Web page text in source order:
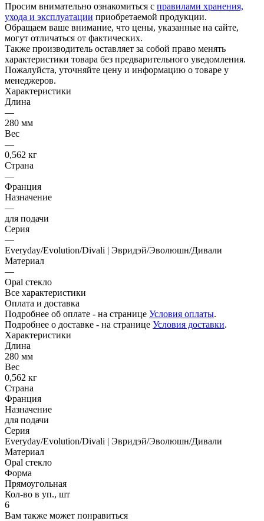
Просим внимательно ознакомиться с правилами хранения,
ухода и эксплуатации приобретаемой продукции.
Обращаем ваше внимание, что цены, указанные на сайте,
могут отличаться от фактических.
Также производитель оставляет за собой право менять
характеристики товара без предварительного уведомления.
Пожалуйста, уточняйте цену и информацию о товаре у
менеджеров.
Характеристики
Длина
—
280 мм
Вес
—
0,562 кг
Страна
—
Франция
Назначение
—
для подачи
Серия
—
Everyday/Evolution/Divali | Эвридэй/Эволюшн/Дивали
Материал
—
Opal стекло
Все характеристики
Оплата и доставка
Подробнее об оплате - на странице Условия оплаты.
Подробнее о доставке - на странице Условия доставки.
Характеристики
Длина
280 мм
Вес
0,562 кг
Страна
Франция
Назначение
для подачи
Серия
Everyday/Evolution/Divali | Эвридэй/Эволюшн/Дивали
Материал
Opal стекло
Форма
Прямоугольная
Кол-во в уп., шт
6
Вам также может понравиться